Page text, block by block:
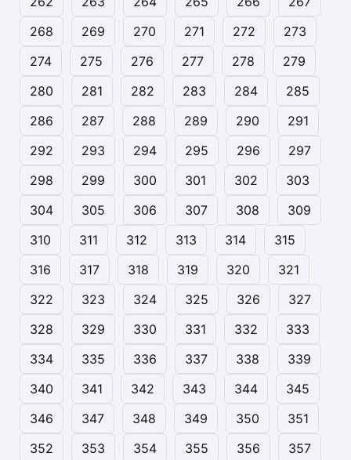
268
269 270 271 272
273
274
275 276 277 278
279
280
281 282 283 284
285
286
287 288 289 290
291
292
293 294 295 296
297
298
299 300 301 302
303
304
305 306 307 308
309
310
311 312 313 314
315
316
317 318 319 320
321
322
323 324 325 326
327
328
329 330 331 332
333
334
335 336 337 338
339
340
341 342 343 344
345
346
347 348 349 350
351
352
353 354 355 356
357